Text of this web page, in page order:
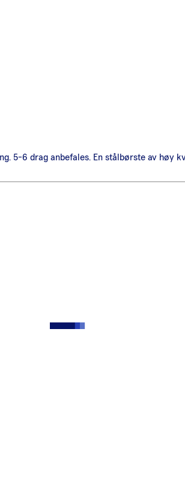
5-6 drag anbefales. En stålbørste av høy